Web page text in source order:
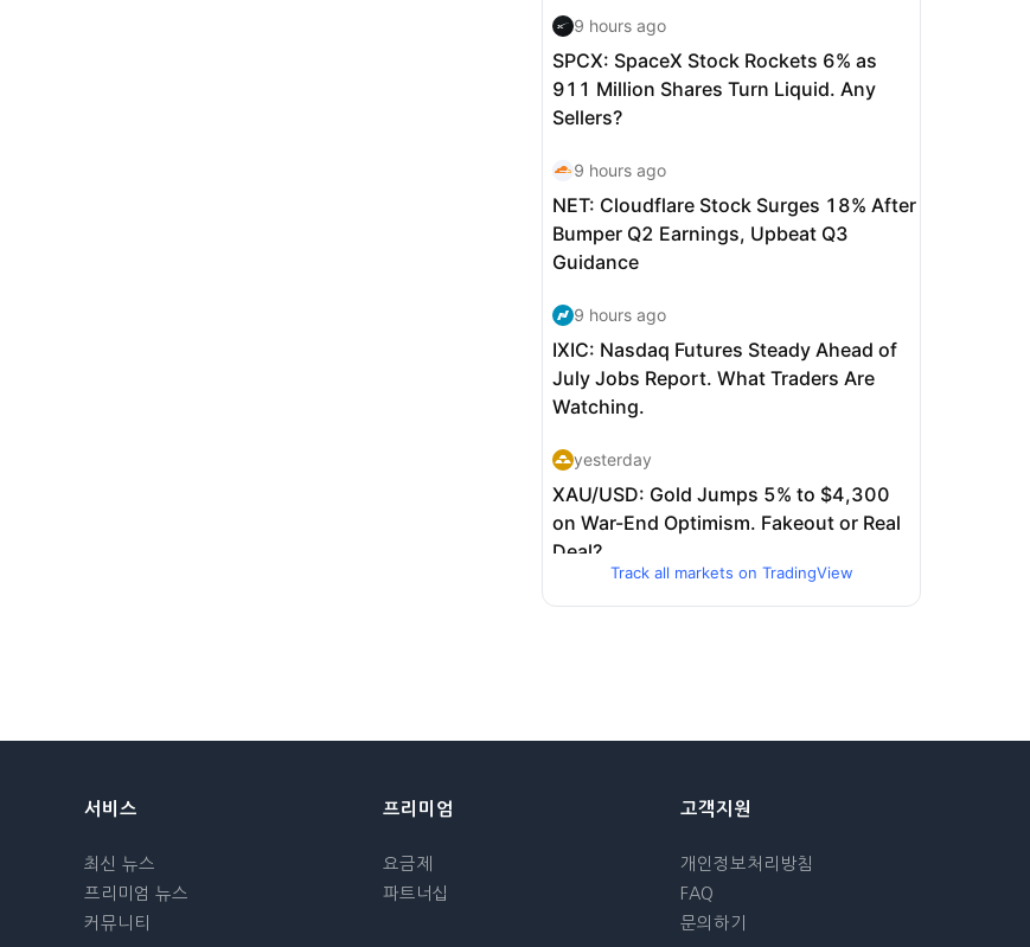
Track all markets on TradingView
서비스
최신 뉴스
프리미엄 뉴스
커뮤니티
프리미엄
요금제
파트너십
고객지원
개인정보처리방침
FAQ
문의하기